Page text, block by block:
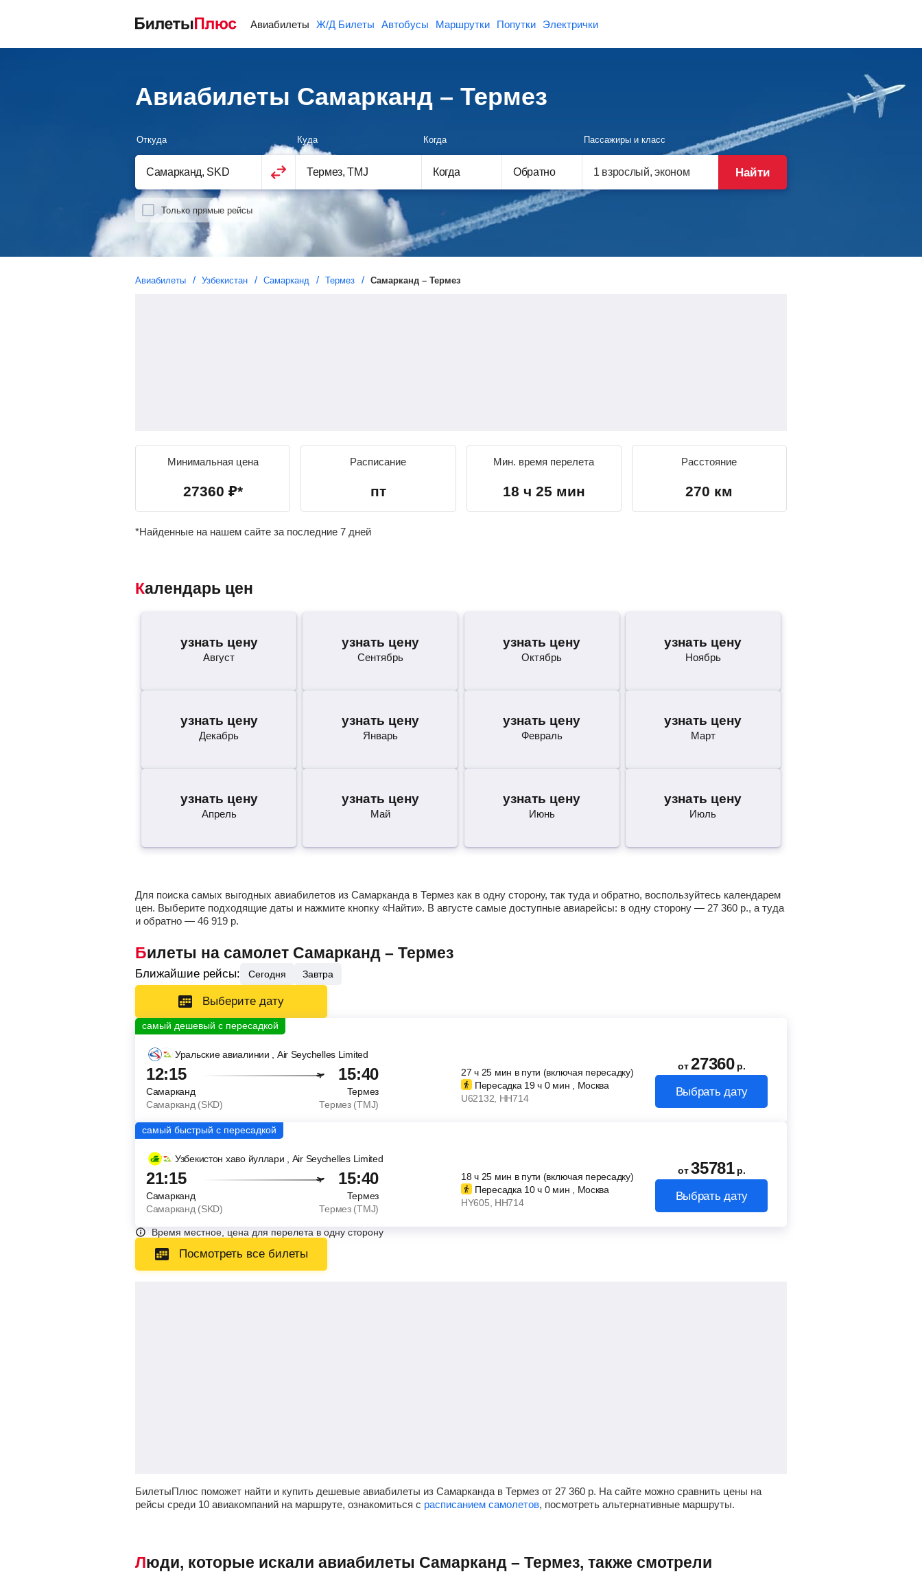
Авиабилеты Ж/Д Билеты Автобусы Маршрутки Попутки Электрички
Авиабилеты Самарканд – Термез
Откуда Куда
Когда
Когда
Обратно
Пассажиры и класс
Только прямые рейсы
Найти
Авиабилеты Узбекистан Самарканд Термез Самарканд – Термез
Минимальная цена
27360 ₽*
Расписание
пт
Мин. время перелета
18 ч 25 мин
Расстояние
270 км
*Найденные на нашем сайте за последние 7 дней
Календарь цен
узнать цену
Август
узнать цену
Сентябрь
узнать цену
Октябрь
узнать цену
Ноябрь
узнать цену
Декабрь
узнать цену
Январь
узнать цену
Февраль
узнать цену
Март
узнать цену
Апрель
узнать цену
Май
узнать цену
Июнь
узнать цену
Июль
Для поиска самых выгодных авиабилетов из Самарканда в Термез как в одну сторону, так туда и обратно, воспользуйтесь календарем
цен. Выберите подходящие даты и нажмите кнопку «Найти». В августе самые доступные авиарейсы: в одну сторону — 27 360 р., а туда
и обратно — 46 919 р.
Билеты на самолет Самарканд – Термез
Ближайшие рейсы: Сегодня Завтра
Выберите дату
Уральские авиалинии , Air Seychelles Limited
12:15 15:40
Самарканд
Термез
Самарканд (SKD)
Термез (TMJ)
27ч25 мин в пути (включая пересадку)
Пересадка 19ч 0 мин , Москва
U62132 , HH714
от27360 р.
Выбрать дату
Узбекистон хаво йуллари , Air Seychelles Limited
21:15 15:40
Самарканд
Термез
Самарканд (SKD)
Термез (TMJ)
18ч25 мин в пути (включая пересадку)
Пересадка 10ч 0 мин , Москва
HY605 , HH714
от35781 р.
Выбрать дату
Время местное, цена для перелета в одну сторону
Посмотреть все билеты
БилетыПлюс поможет найти и купить дешевые авиабилеты из Самарканда в Термез от 27 360 р. На сайте можно сравнить цены на
рейсы среди 10 авиакомпаний на маршруте, ознакомиться с расписанием самолетов, посмотреть альтернативные маршруты.
Люди, которые искали авиабилеты Самарканд – Термез, также смотрели